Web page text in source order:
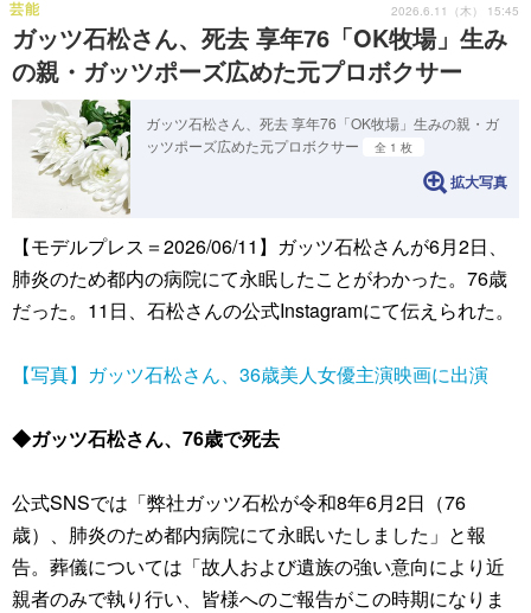
ガッツ石松さん、死去 享年76「OK牧場」生み
の親・ガッツポーズ広めた元プロボクサー
芸能 2026.6.11（木） 15:45
ガッツ石松さん、死去 享年76「OK牧場」生みの親・ガ
ッツポーズ広めた元プロボクサー
全 1 枚
拡大写真
【モデルプレス＝2026/06/11】ガッツ石松さんが6月2日、
肺炎のため都内の病院にて永眠したことがわかった。76歳
だった。11日、石松さんの公式Instagramにて伝えられた。
【写真】ガッツ石松さん、36歳美人女優主演映画に出演
◆ガッツ石松さん、76歳で死去
公式SNSでは「弊社ガッツ石松が令和8年6月2日（76
歳）、肺炎のため都内病院にて永眠いたしました」と報
告。葬儀については「故人および遺族の強い意向により近
親者のみで執り行い、皆様へのご報告がこの時期になりま